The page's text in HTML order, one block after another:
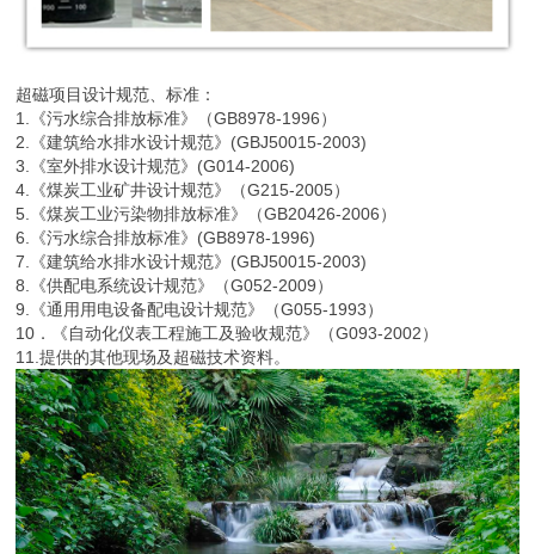
超磁项目设计规范、标准：
1.《污水综合排放标准》（GB8978-1996）
2.《建筑给水排水设计规范》(GBJ50015-2003)
3.《室外排水设计规范》(G014-2006)
4.《煤炭工业矿井设计规范》（G215-2005）
5.《煤炭工业污染物排放标准》（GB20426-2006）
6.《污水综合排放标准》(GB8978-1996)
7.《建筑给水排水设计规范》(GBJ50015-2003)
8.《供配电系统设计规范》（G052-2009）
9.《通用用电设备配电设计规范》（G055-1993）
10．《自动化仪表工程施工及验收规范》（G093-2002）
11.提供的其他现场及超磁技术资料。